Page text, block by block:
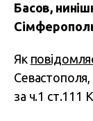
Басов,
Як
за ч.1 ст.111